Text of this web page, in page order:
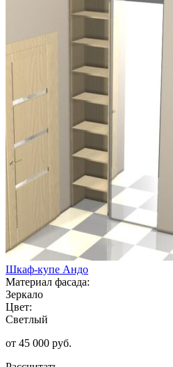
Шкаф-купе Андо
Материал фасада:
Зеркало
Цвет:
Светлый
от 45 000 руб.